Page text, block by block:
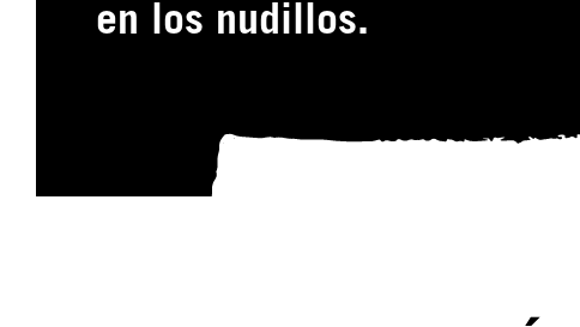
en los nudillos.